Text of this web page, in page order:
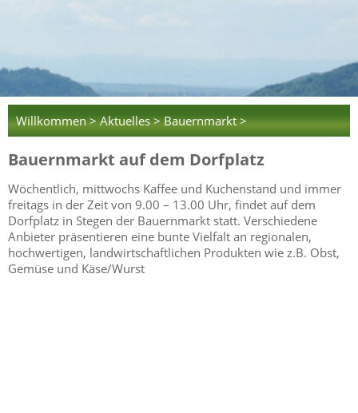
Willkommen > Aktuelles > Bauernmarkt >
Bauernmarkt auf dem Dorfplatz
Wöchentlich, mittwochs Kaffee und Kuchenstand und immer
freitags in der Zeit von 9.00 – 13.00 Uhr, findet auf dem
Dorfplatz in Stegen der Bauernmarkt statt. Verschiedene
Anbieter präsentieren eine bunte Vielfalt an regionalen,
hochwertigen, landwirtschaftlichen Produkten wie z.B. Obst,
Gemüse und Käse/Wurst